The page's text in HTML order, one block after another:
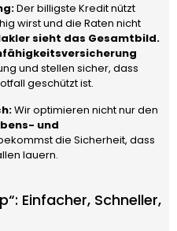
Der billigste Kredit nützt
wirst und die Raten nicht
sieht das Gesamtbild.
und stellen sicher, dass
geschützt ist.
Wir optimieren nicht nur den
und
die Sicherheit, dass
lauern.
Einfacher, Schneller,